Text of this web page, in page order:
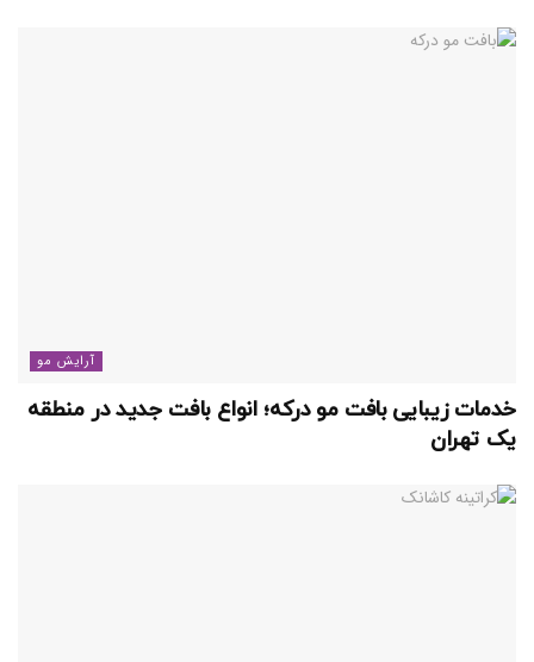
آرایش مو
خدمات زیبایی بافت مو درکه؛ انواع بافت جدید در منطقه
یک تهران